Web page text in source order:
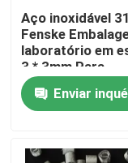
Para casa
Aço inoxidável
Fenske
laboratório em
3 * 3mm Para
processo de
separação de
pureza
Enviar